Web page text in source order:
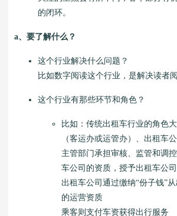
的闭环。
a、要了解什么？
这个行业解决什么问题？
比如数字阅读这个行业，是解决读者
这个行业有那些环节和角色？
比如：传统出租车行业的角色
（客运办或运管办）、出租车
主管部门承担审核、监管和调
车公司的资质，授予出租车公
出租车公司通过缴纳“份子钱”
的运营资质
乘客则支付车资获得出行服务